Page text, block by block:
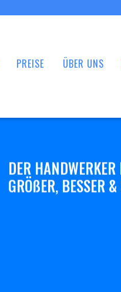
PREISE ÜBER UNS
DER HANDWERKER
GRÖßER, BESSER